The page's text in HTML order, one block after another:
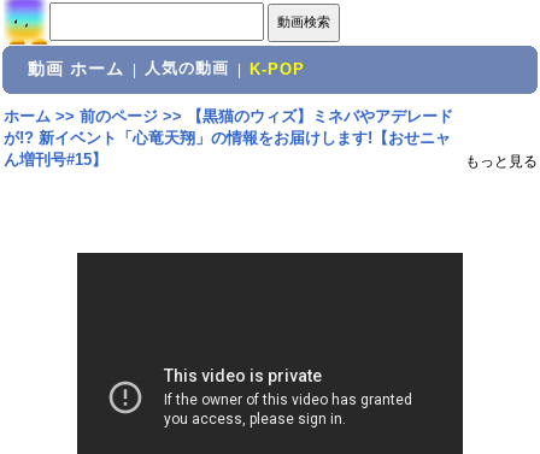
動画 ホーム 人気の動画 K-POP
ホーム>> 前のページ>>
【黒猫のウィズ】ミネバやアデレード
が!? 新イベント「心竜天翔」の情報をお届けします!【おせニャ
ん増刊号#15】
もっと見る